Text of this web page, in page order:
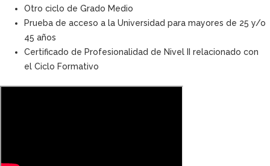
Otro ciclo de Grado Medio
Prueba de acceso a la Universidad para mayores de 25 y/o
45 años
Certificado de Profesionalidad de Nivel II relacionado con
el Ciclo Formativo